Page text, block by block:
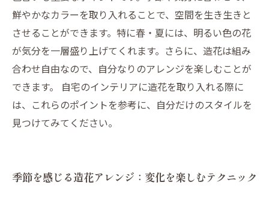
鮮やかなカラーを取り入れることで、空間を生き生きと
させることができます。特に春・夏には、明るい色の花
が気分を一層盛り上げてくれます。さらに、造花は組み
合わせ自由なので、自分なりのアレンジを楽しむことが
できます。 自宅のインテリアに造花を取り入れる際に
は、これらのポイントを参考に、自分だけのスタイルを
見つけてみてください。
季節を感じる造花アレンジ：変化を楽しむテクニック